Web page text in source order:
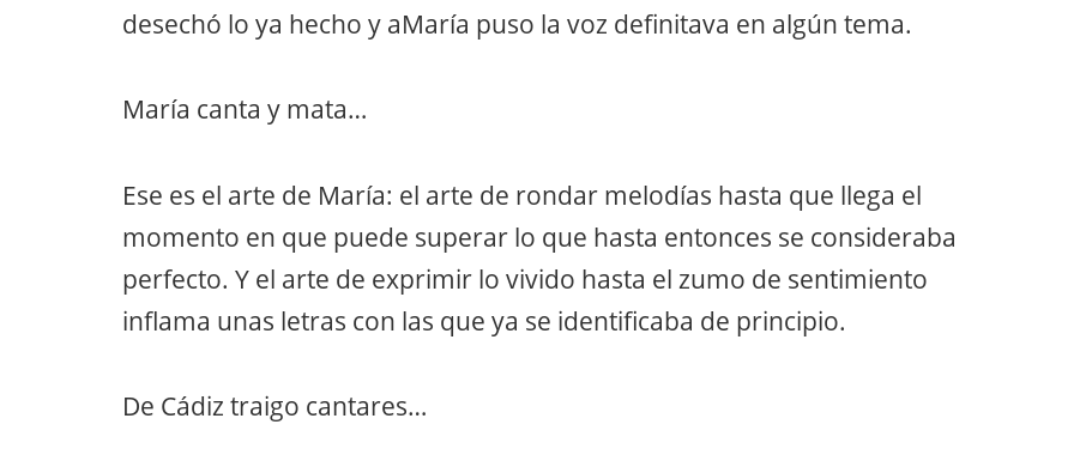
desechó lo ya hecho y aMaría puso la voz definitava en algún tema.
María canta y mata…
Ese es el arte de María: el arte de rondar melodías hasta que llega el
momento en que puede superar lo que hasta entonces se consideraba
perfecto. Y el arte de exprimir lo vivido hasta el zumo de sentimiento
inflama unas letras con las que ya se identificaba de principio.
De Cádiz traigo cantares…